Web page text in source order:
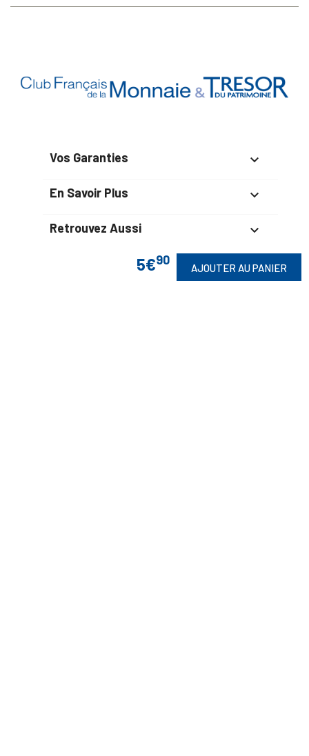
5€90
AJOUTER AU PANIER
Vos Garanties 
En Savoir Plus 
Retrouvez Aussi 